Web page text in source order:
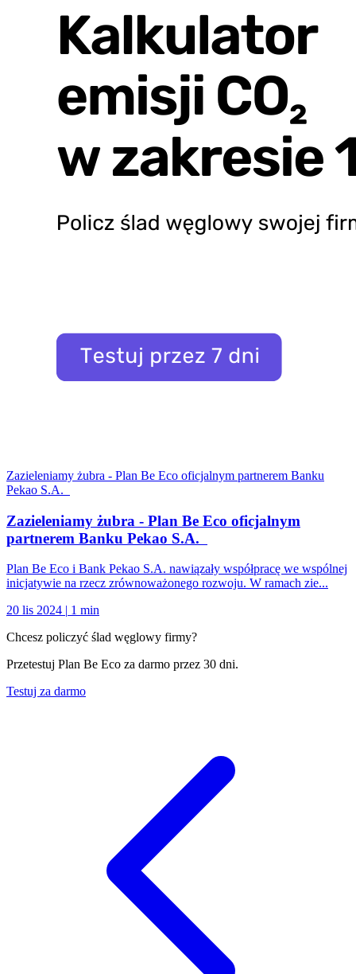
Zazieleniamy żubra - Plan Be Eco oficjalnym partnerem Banku
Pekao S.A.
Zazieleniamy żubra - Plan Be Eco oficjalnym
partnerem Banku Pekao S.A.
Plan Be Eco i Bank Pekao S.A. nawiązały współpracę we wspólnej
inicjatywie na rzecz zrównoważonego rozwoju. W ramach zie...
20 lis 2024 | 1 min
Chcesz policzyć ślad węglowy firmy?
Przetestuj Plan Be Eco za darmo przez 30 dni.
Testuj za darmo